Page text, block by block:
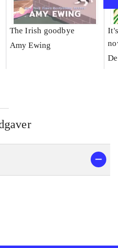
The Irish goodbye
Amy Ewing